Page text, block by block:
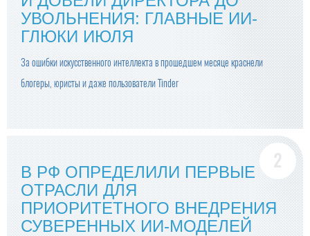
УВОЛЬНЕНИЯ: ГЛАВНЫЕ ИИ-
ГЛЮКИ ИЮЛЯ
За ошибки искусственного интеллекта в прошедшем месяце краснели
блогеры, юристы и даже пользователи Tinder
В РФ ОПРЕДЕЛИЛИ ПЕРВЫЕ
ОТРАСЛИ ДЛЯ
ПРИОРИТЕТНОГО ВНЕДРЕНИЯ
СУВЕРЕННЫХ ИИ-МОДЕЛЕЙ